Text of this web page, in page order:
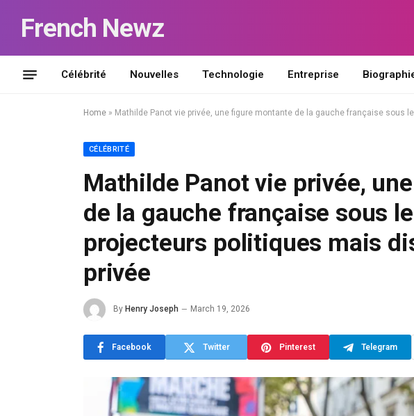
French Newz
Célébrité Nouvelles Technologie Entreprise
Home » Mathilde Panot vie privée, une figure montante de la gauche française
CÉLÉBRITÉ
Mathilde Panot vie privée,
de la gauche française sous
projecteurs politiques mais
privée
By Henry Joseph March 19, 2026
Facebook Twitter Pinterest Telegram